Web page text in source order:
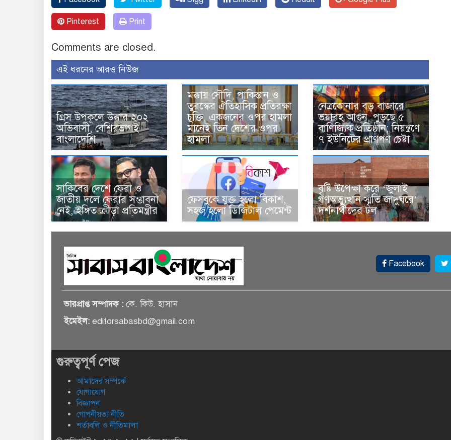
Pinterest Print
Comments are closed.
এই ধরনের আরও নিউজ
গ্রিস উপকূলে উদ্ধার ২০২
অভিবাসী, বেশিরভাগই
বাংলাদেশি
মক্কায় সৌদি, পাকিস্তান ও
তুরস্কের ঐতিহাসিক প্রতিরক্ষা
চুক্তি, একজনের ওপর হামলা
মানেই তিন দেশের ওপর
হামলা
নেত্রকোনার বড় বাজারে
ভয়াবহ আগুন, পুড়ছে ৫
বাণিজ্যিক প্রতিষ্ঠান; নিয়ন্ত্রণে
৭ ইউনিটের প্রাণপণ চেষ্টা
সাকিবের দেশে ফেরা ও
জাতীয় দলে ফেরার সম্ভাবনা
নেই, ইঙ্গিত ক্রীড়া প্রতিমন্ত্রীর
ফেসবুকে যুক্ত হলো বিকাশ,
সহজ হলো ডিজিটাল পেমেন্ট
বৃষ্টি উপেক্ষা করে ‘জুলাই
গণঅভ্যুত্থান স্মৃতি জাদুঘরে’
দর্শনার্থীদের ঢল
Facebook
ভারপ্রাপ্ত সম্পাদক : কে. কিউ. হাসান
ইমেইল: editorsabasbd@gmail.com
গুরুত্বপূর্ণ পেজ
আমাদের সম্পর্কে
যোগাযোগ
বিজ্ঞাপন
গোপনীয়তা নীতি
শর্তাবলি ও নীতিমালা